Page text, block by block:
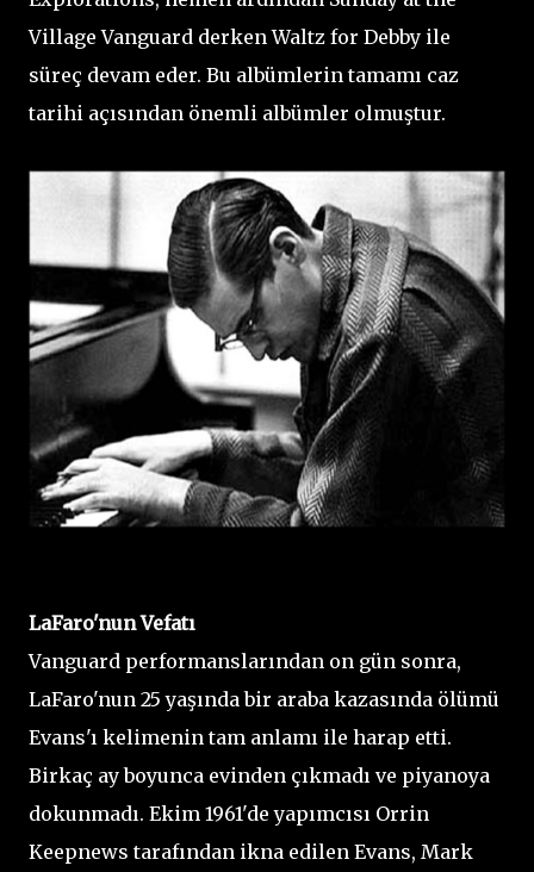
Village Vanguard derken Waltz for Debby ile
süreç devam eder. Bu albümlerin tamamı caz
tarihi açısından önemli albümler olmuştur.
LaFaro'nun Vefatı
Vanguard performanslarından on gün sonra,
LaFaro'nun 25 yaşında bir araba kazasında ölümü
Evans'ı kelimenin tam anlamı ile harap etti.
Birkaç ay boyunca evinden çıkmadı ve piyanoya
dokunmadı. Ekim 1961'de yapımcısı Orrin
Keepnews tarafından ikna edilen Evans, Mark